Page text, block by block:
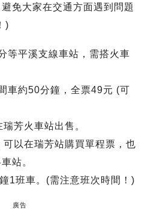
免大家在交通方面遇到問題
)
等平溪支線車站，需搭火車
車約50分鐘，全票49元 (可
芳火車站出售。
以在瑞芳站購買單程票，也
站。
1班車。(需注意班次時間！)
廣告